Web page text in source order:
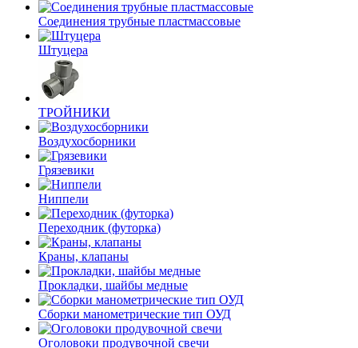
Соединения трубные пластмассовые
Штуцера
ТРОЙНИКИ
Воздухосборники
Грязевики
Ниппели
Переходник (футорка)
Краны, клапаны
Прокладки, шайбы медные
Сборки манометрические тип ОУД
Оголовоки продувочной свечи